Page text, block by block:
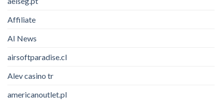
Affiliate
AI News
airsoftparadise.cl
Alev casino tr
americanoutlet.pl